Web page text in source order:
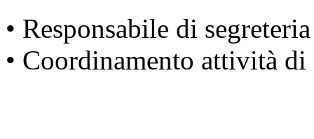
• Responsabile di segreteria
• Coordinamento attività